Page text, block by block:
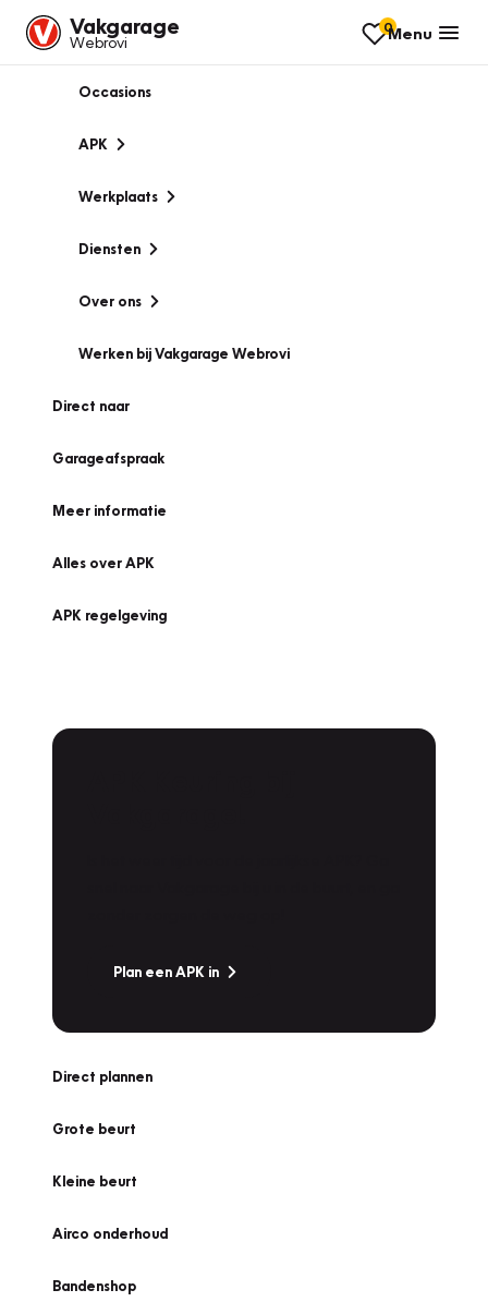
Vakgarage
Webrovi
0Menu
Occasions
APK
Werkplaats
Diensten
Over ons
Werken bij Vakgarage Webrovi
Direct naar
Garageafspraak
Meer informatie
Alles over APK
APK regelgeving
Plan een APK in
Direct plannen
Grote beurt
Kleine beurt
Airco onderhoud
Bandenshop